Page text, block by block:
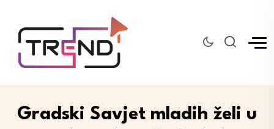
Gradski Savjet mladih želi u